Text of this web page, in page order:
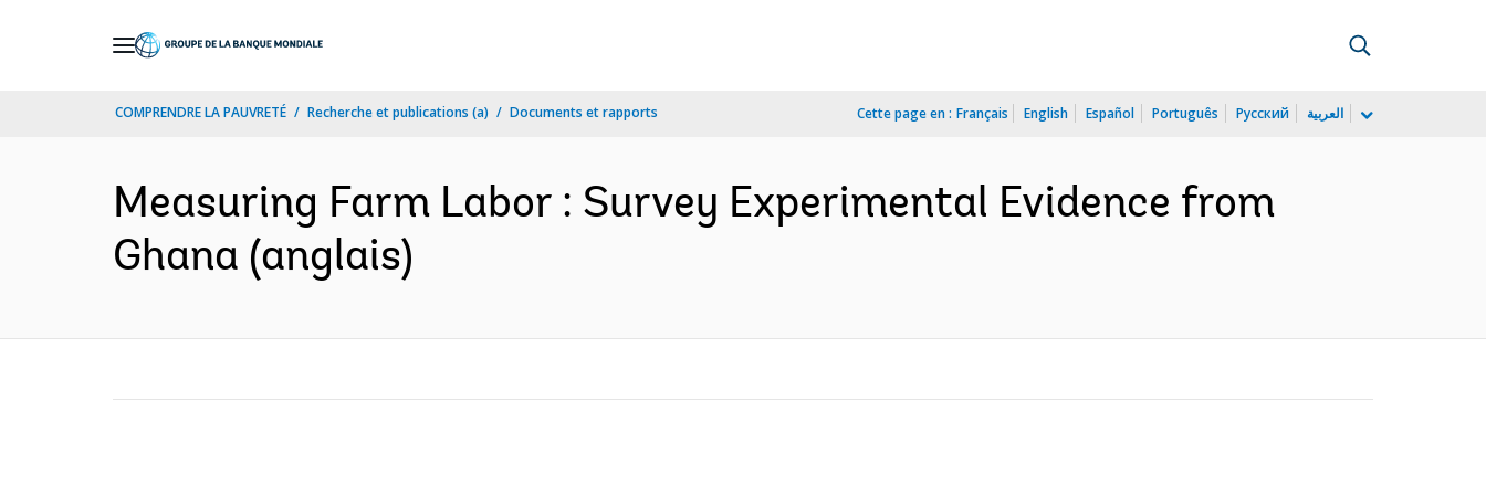
COMPRENDRE LA PAUVRETÉ Recherche et publications (a) Documents et rapports Cette page en : Français English Español Português Русский العربية
Measuring Farm Labor : Survey Experimental Evidence from
Ghana (anglais)